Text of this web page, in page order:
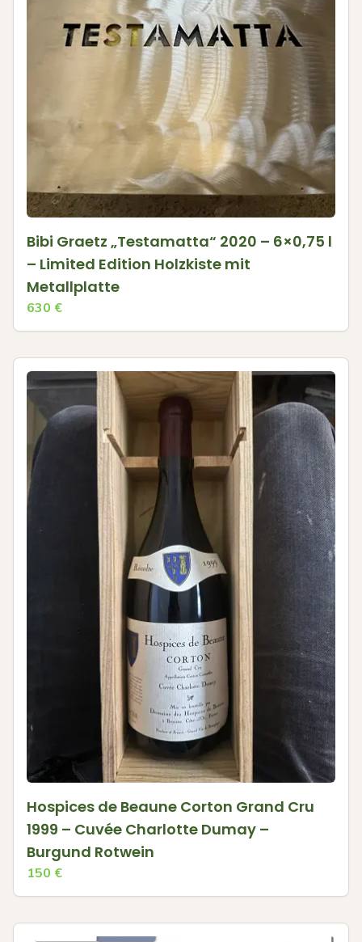
Bibi Graetz „Testamatta“ 2020 – 6×0,75 l
– Limited Edition Holzkiste mit
Metallplatte
630 €
Hospices de Beaune Corton Grand Cru
1999 – Cuvée Charlotte Dumay –
Burgund Rotwein
150 €